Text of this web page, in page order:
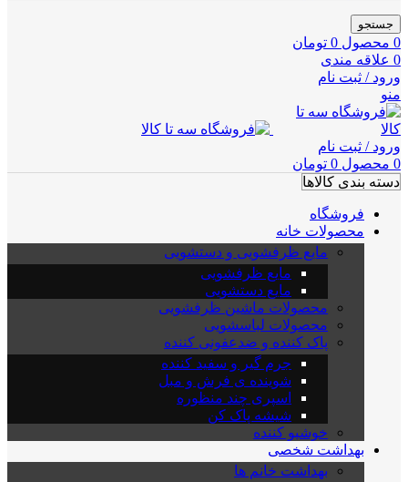
جستجو
0 محصول 0 تومان
0 علاقه مندی
ورود / ثبت نام
منو
ورود / ثبت نام
0 محصول 0 تومان
دسته بندی کالاها
فروشگاه
محصولات خانه
مایع ظرفشویی و دستشویی
مایع ظرفشویی
مایع دستشویی
محصولات ماشین ظرفشویی
محصولات لباسشویی
پاک کننده و ضدعفونی کننده
جرم گیر و سفید کننده
شوینده ی فرش و مبل
اسپری چند منظوره
شیشه پاک کن
خوشبو کننده
بهداشت شخصی
بهداشت خانم ها